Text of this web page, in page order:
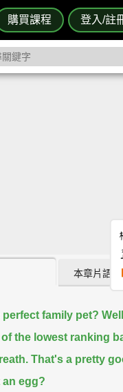
購買課程 登入/註
本章片語
family pet?
the lowest ranking
That's a pretty
egg?